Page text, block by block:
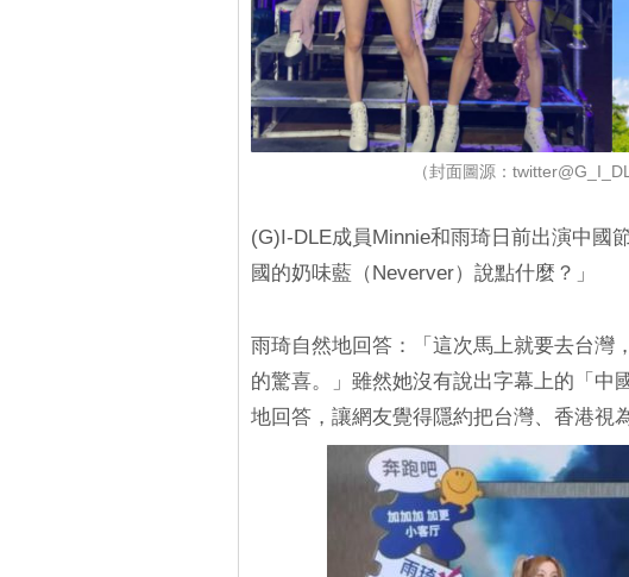
（封面圖源：
(G)I-DLE成員Minnie和雨琦日前出演中國
國的奶味藍（Neverver）說點什麼？」
雨琦自然地回答：「這次馬上就要去台灣
的驚喜。」雖然她沒有說出字幕上的「中
地回答，讓網友覺得隱約把台灣、香港視